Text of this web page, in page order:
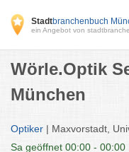
Stadtbranchenbuch
ein Angebot von
Wörle.Optik
München
Optiker | Maxvorstadt,
Sa geöffnet 00:00 - 00:00